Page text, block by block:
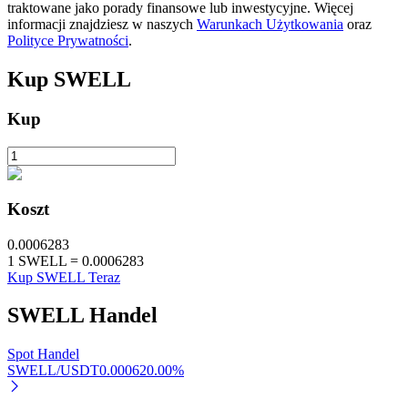
Zdobądź długoterminowy zysk i elastyczne zainteresowania
Naucz się stakingu
Dowiedz się, jak uzyskać dochód pasywny
traktowane jako porady finansowe lub inwestycyjne. Więcej
informacji znajdziesz w naszych Warunkach Użytkowania oraz
Polityce Prywatności.
Kup SWELL
Kup
Koszt
0.0006283
1 SWELL = 0.0006283
Kup SWELL Teraz
SWELL Handel
Spot Handel
SWELL/USDT0.000620.00%